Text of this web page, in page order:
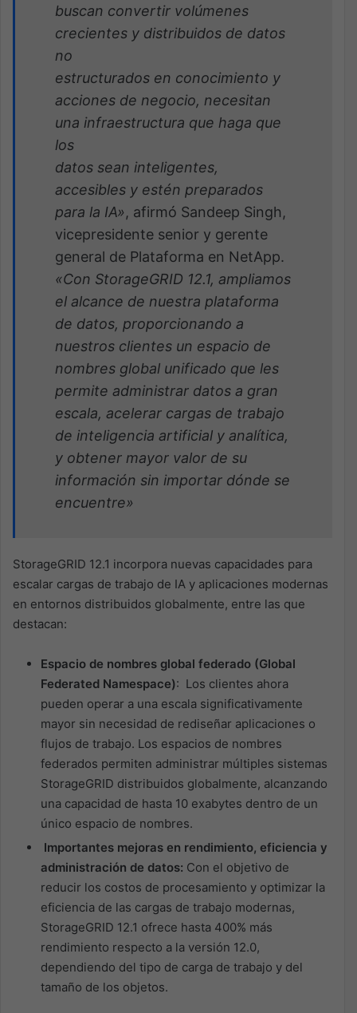
buscan convertir volúmenes
crecientes y distribuidos de datos
no
estructurados en conocimiento y
acciones de negocio, necesitan
una infraestructura que haga que
los
datos sean inteligentes,
accesibles y estén preparados
para la IA», afirmó Sandeep Singh,
vicepresidente senior y gerente
general de Plataforma en NetApp.
«Con StorageGRID 12.1, ampliamos
el alcance de nuestra plataforma
de datos, proporcionando a
nuestros clientes un espacio de
nombres global unificado que les
permite administrar datos a gran
escala, acelerar cargas de trabajo
de inteligencia artificial y analítica,
y obtener mayor valor de su
información sin importar dónde se
encuentre»
StorageGRID 12.1 incorpora nuevas capacidades para
escalar cargas de trabajo de IA y aplicaciones modernas
en entornos distribuidos globalmente, entre las que
destacan:
Espacio de nombres global federado (Global
Federated Namespace): Los clientes ahora
pueden operar a una escala significativamente
mayor sin necesidad de rediseñar aplicaciones o
flujos de trabajo. Los espacios de nombres
federados permiten administrar múltiples sistemas
StorageGRID distribuidos globalmente, alcanzando
una capacidad de hasta 10 exabytes dentro de un
único espacio de nombres.
Importantes mejoras en rendimiento, eficiencia y
administración de datos: Con el objetivo de
reducir los costos de procesamiento y optimizar la
eficiencia de las cargas de trabajo modernas,
StorageGRID 12.1 ofrece hasta 400% más
rendimiento respecto a la versión 12.0,
dependiendo del tipo de carga de trabajo y del
tamaño de los objetos.